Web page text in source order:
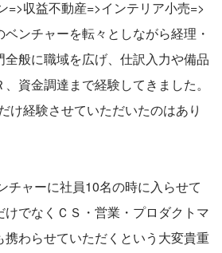
ンチャーを転々としながら経理・
般に職域を広げ、仕訳入力や備品
資金調達まで経験してきました。
でなくＣＳ・営業・プロダクトマ
携わらせていただくという大変貴重